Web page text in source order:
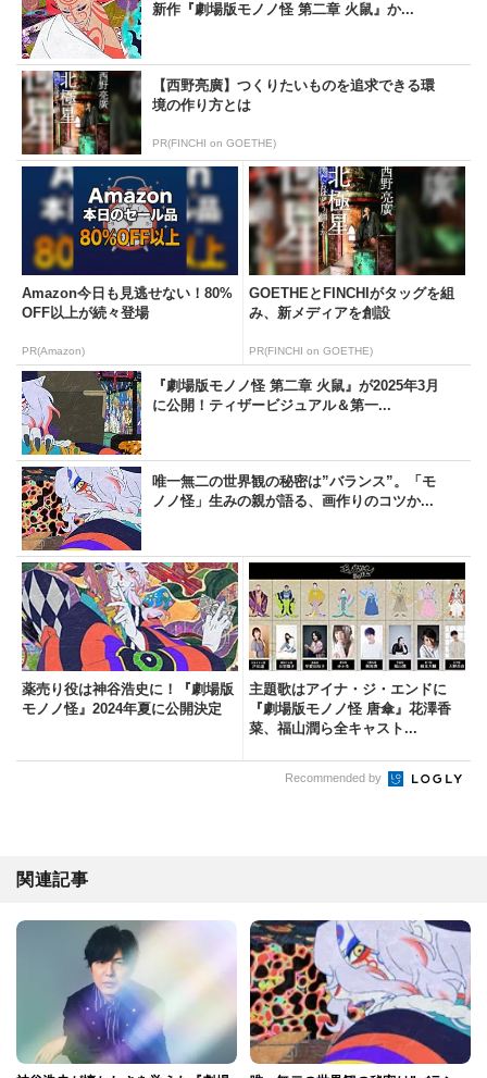
新作『劇場版モノノ怪 第二章 火鼠』か...
【西野亮廣】つくりたいものを追求できる環
境の作り方とは
PR(FINCHI on GOETHE)
Amazon今日も見逃せない！80%
OFF以上が続々登場
PR(Amazon)
GOETHEとFINCHIがタッグを組
み、新メディアを創設
PR(FINCHI on GOETHE)
『劇場版モノノ怪 第二章 火鼠』が2025年3月
に公開！ティザービジュアル＆第一...
唯一無二の世界観の秘密は”バランス”。「モ
ノノ怪」生みの親が語る、画作りのコツか...
薬売り役は神谷浩史に！『劇場版
モノノ怪』2024年夏に公開決定
主題歌はアイナ・ジ・エンドに
『劇場版モノノ怪 唐傘』花澤香
菜、福山潤ら全キャスト...
Recommended by
関連記事